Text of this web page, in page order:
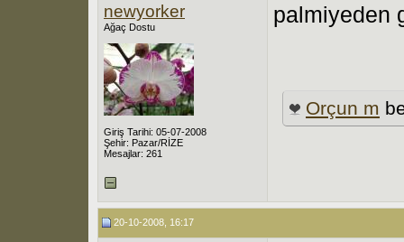
newyorker
Ağaç Dostu
Giriş Tarihi: 05-07-2008
Şehir: Pazar/RİZE
Mesajlar: 261
palmiyeden
Orçun m
20-10-2008, 16:17